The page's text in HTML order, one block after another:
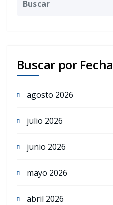
Buscar por Fecha
agosto 2026
julio 2026
junio 2026
mayo 2026
abril 2026